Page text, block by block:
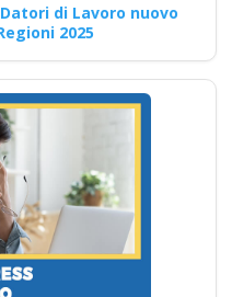
pratiche per
le
di Lavoro nuovo
2025